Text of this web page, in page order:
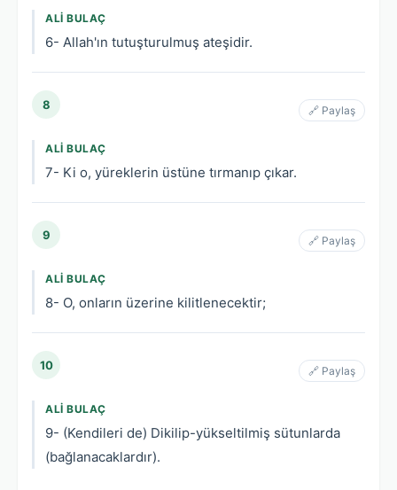
ALI BULAÇ
6- Allah'ın tutuşturulmuş ateşidir.
8 🔗 Paylaş
ALI BULAÇ
7- Ki o, yüreklerin üstüne tırmanıp çıkar.
9 🔗 Paylaş
ALI BULAÇ
8- O, onların üzerine kilitlenecektir;
10 🔗 Paylaş
ALI BULAÇ
9- (Kendileri de) Dikilip-yükseltilmiş sütunlarda
(bağlanacaklardır).